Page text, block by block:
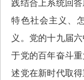
践结合上系统回
特色社会主义、
义。党的十九届
于党的百年奋斗
述党在新时代取